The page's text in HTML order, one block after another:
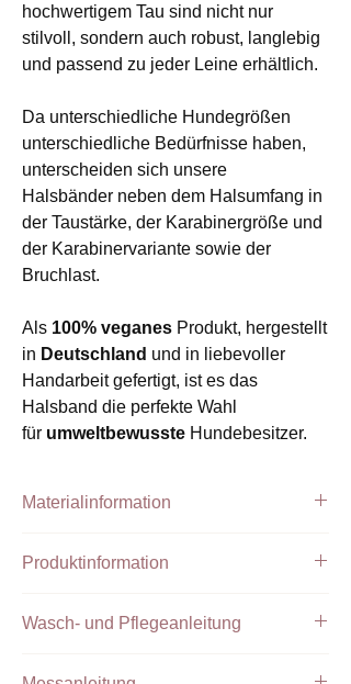
hochwertigem Tau sind nicht nur
stilvoll, sondern auch robust, langlebig
und passend zu jeder Leine erhältlich.
Da unterschiedliche Hundegrößen
unterschiedliche Bedürfnisse haben,
unterscheiden sich unsere
Halsbänder neben dem Halsumfang in
der Taustärke, der Karabinergröße und
der Karabinervariante sowie der
Bruchlast.
Als 100% veganes Produkt, hergestellt
in Deutschland und in liebevoller
Handarbeit gefertigt, ist es das
Halsband die perfekte Wahl
für umweltbewusste Hundebesitzer.
Materialinformation
Tau Farbe:Petrol
Beschläge: Silber
Produktinformation
Halsung und ist damit nicht zu verstellen.
Die Größen XS, S, L und XL werden mit
Wasch- und Pflegeanleitung